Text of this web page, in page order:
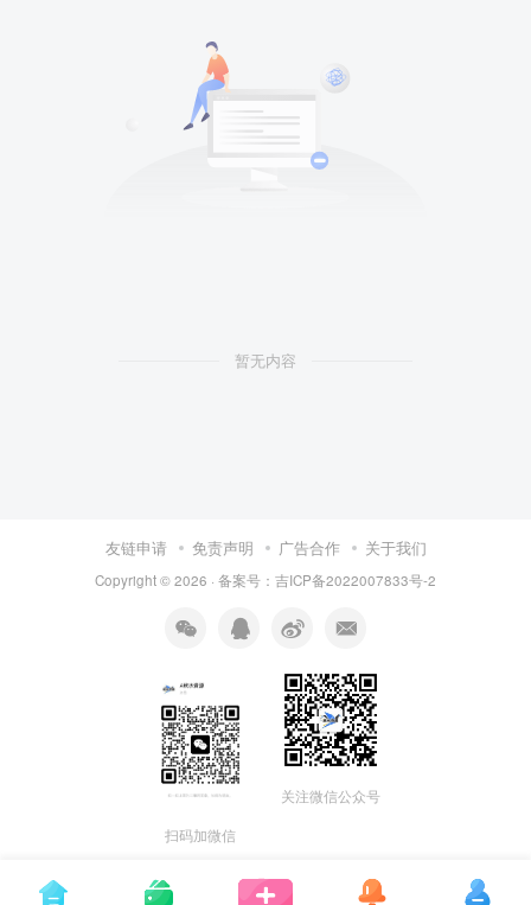
暂无内容
友链申请 免责声明 广告合作 关于我们
Copyright © 2026 · 备案号：吉ICP备2022007833号-2
扫码加微信
关注微信公众号